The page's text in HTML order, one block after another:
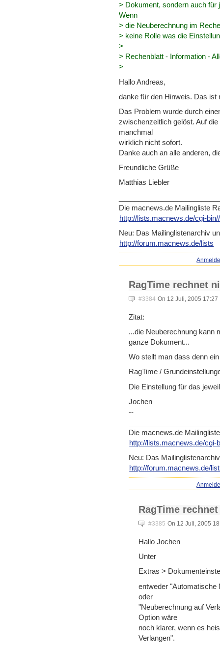
> Dokument, sondern auch für
Wenn
> die Neuberechnung im
> keine Rolle was die
>
> Rechenblatt - Information -
>
Hallo Andreas,
danke für den Hinweis. Das ist
Das Problem wurde durch
zwischenzeitlich gelöst. Auf
manchmal
wirklich nicht sofort.
Danke auch an alle anderen,
Freundliche Grüße
Matthias Liebler
Die macnews.de Mailingliste
http://lists.macnews.de/cgi-b
Neu: Das Mailinglistenarchiv
http://forum.macnews.de/lists
RagTime rechnet
#3384 On 12 Juli, 2005 17:27
Zitat:
...die Neuberechnung kann
ganze Dokument...
Wo stellt man dass denn
RagTime /
Die Einstellung für das
Jochen
--
Die macnews.de
http://lists.macnews.de/cgi-
Neu: Das
http://forum.macnews.de/
RagTime
#3385 On 12 Juli, 2005
Hallo Jochen
Unter
Extras >
entweder "Automatische
oder
"Neuberechnung auf
Option wäre
noch klarer, wenn es
Verlangen".